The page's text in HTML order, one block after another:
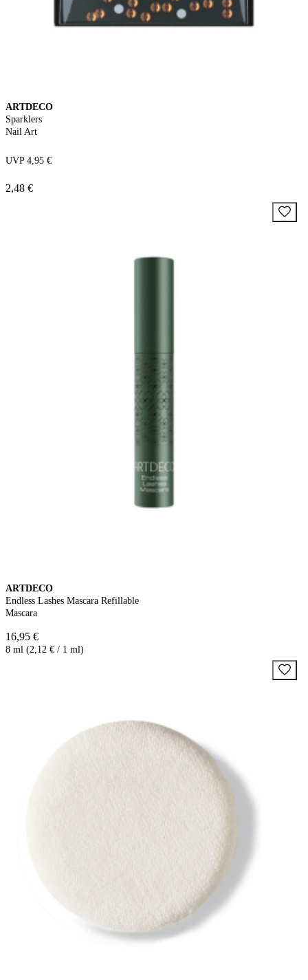
ARTDECO
Sparklers
Nail Art
UVP 4,95 €
2,48 €
ARTDECO
Endless Lashes Mascara Refillable
Mascara
16,95 €
8 ml (2,12 € / 1 ml)